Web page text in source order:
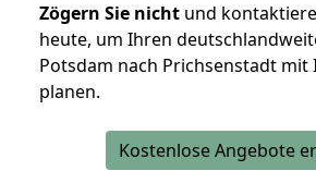
Zögern Sie nicht und
heute, um Ihren
Potsdam nach Prichsenstadt mit
planen.
Kostenlose Angebote